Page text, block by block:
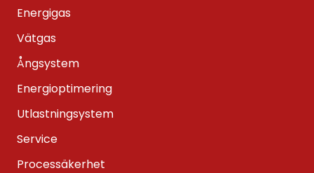
Energigas
Vätgas
Ångsystem
Energioptimering
Utlastningsystem
Service
Processäkerhet